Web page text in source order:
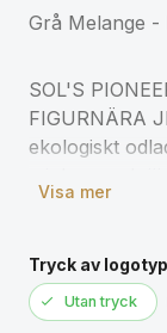
Grå Melange -
SOL'S
FIGURNÄRA
ekologiskt
krage i 100 %
% ekologisk
% ekologisk
storlekar, se
Visa mer
Tryck av
Utan tryck